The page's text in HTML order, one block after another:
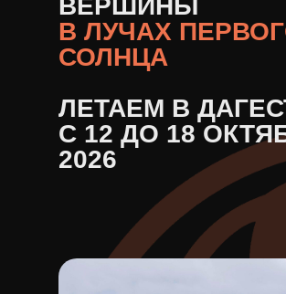
ВЕРШИНЫ
В ЛУЧАХ
СОЛНЦА
ЛЕТАЕМ В
С 12 ДО 18
2026